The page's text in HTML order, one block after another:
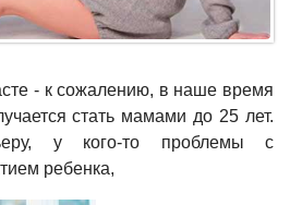
- к сожалению, в наше время
стать мамами до 25 лет.
у кого-то проблемы с
ребенка,